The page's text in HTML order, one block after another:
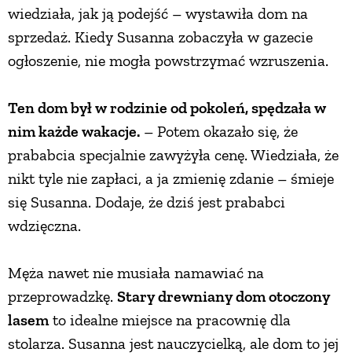
wiedziała, jak ją podejść – wystawiła dom na
sprzedaż. Kiedy Susanna zobaczyła w gazecie
ogłoszenie, nie mogła powstrzymać wzruszenia.
Ten dom był w rodzinie od pokoleń, spędzała w
nim każde wakacje. – Potem okazało się, że
prababcia specjalnie zawyżyła cenę. Wiedziała, że
nikt tyle nie zapłaci, a ja zmienię zdanie – śmieje
się Susanna. Dodaje, że dziś jest prababci
wdzięczna.
Męża nawet nie musiała namawiać na
przeprowadzkę. Stary drewniany dom otoczony
lasemto idealne miejsce na pracownię dla
stolarza. Susanna jest nauczycielką, ale dom to jej